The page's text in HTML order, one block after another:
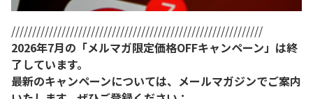
////////////////////////////////////////////////////////////
2026年7月の「メルマガ限定価格OFFキャンペーン」は終
了しています。
最新のキャンペーンについては、メールマガジンでご案内